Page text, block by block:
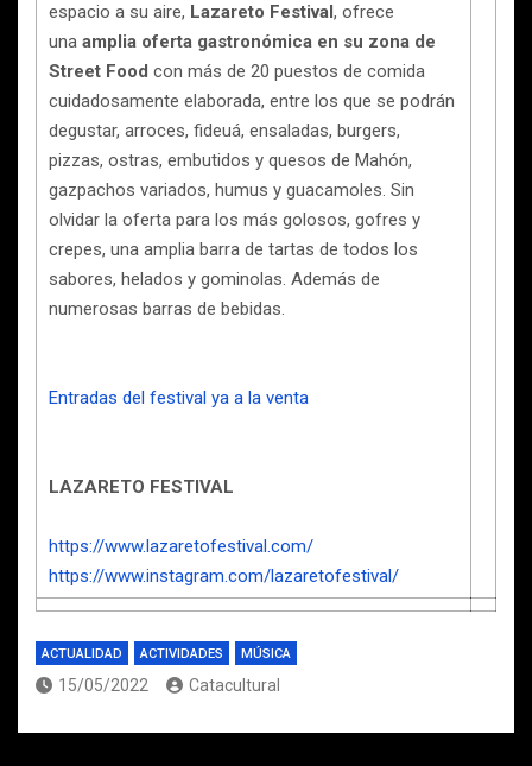
espacio a su aire, Lazareto Festival, ofrece
una amplia oferta gastronómica en su zona de
Street Food con más de 20 puestos de comida
cuidadosamente elaborada, entre los que se podrán
degustar, arroces, fideuá, ensaladas, burgers,
pizzas, ostras, embutidos y quesos de Mahón,
gazpachos variados, humus y guacamoles. Sin
olvidar la oferta para los más golosos, gofres y
crepes, una amplia barra de tartas de todos los
sabores, helados y gominolas. Además de
numerosas barras de bebidas.
Entradas del festival ya a la venta
LAZARETO FESTIVAL
https://www.lazaretofestival.com/
https://www.instagram.com/lazaretofestival/
ACTUALIDAD ACTIVIDADES MÚSICA
15/05/2022 Catacultural